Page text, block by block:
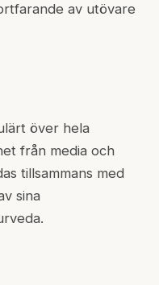
av utövare
över hela
från media och
tillsammans med
sina